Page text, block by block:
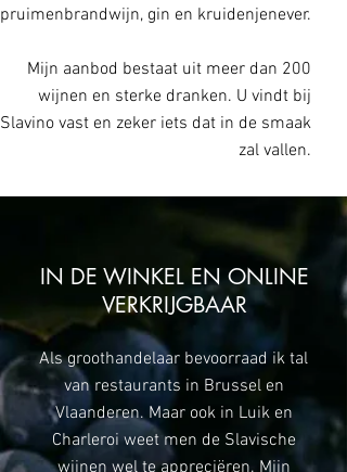
pruimenbrandwijn, gin en kruidenjenever.
Mijn aanbod bestaat uit meer dan 200
wijnen en sterke dranken. U vindt bij
Slavino vast en zeker iets dat in de smaak
zal vallen.
Als groothandelaar bevoorraad ik tal
van restaurants in Brussel en
Vlaanderen. Maar ook in Luik en
Charleroi weet men de Slavische
wijnen wel te appreciëren. Mijn
IN DE WINKEL EN ONLINE
VERKRIJGBAAR